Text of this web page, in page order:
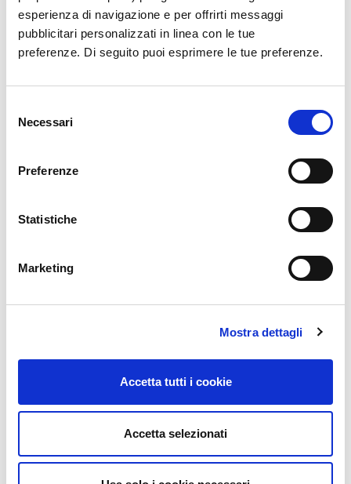
esperienza di navigazione e per offrirti messaggi
pubblicitari personalizzati in linea con le tue
preferenze. Di seguito puoi esprimere le tue preferenze.
delNecessari
Preferenze
Statistiche
Marketing
Mostra dettagli
Accetta tutti i cookie
Accetta selezionati
I passeggeri PRM (Passeggeri a Ridotta
Mobilità), ai quali sono riservati stalli
gratuiti al Parcheggio Multipiano,
dedicatoall'esterno della “Sala Amica”,
permanenza in ZTC tramite il
minuti dovranno compilare il
Taxi fuori Comune e provincia e NCC con
mezzi di altezza superiore ai 2 metri con
periodo di transito previsto) che
successivamente. In quest’ultimo caso il
termine per la richiesta di accreditamento è di
data di transito previsto (rif. Regolamento